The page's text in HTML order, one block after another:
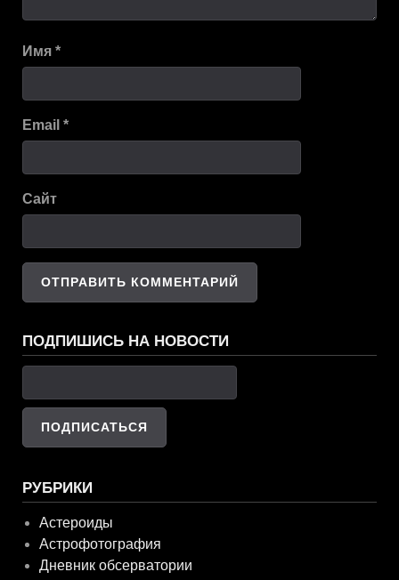
Имя *
Email *
Сайт
ПОДПИШИСЬ НА НОВОСТИ
РУБРИКИ
Астероиды
Астрофотография
Дневник обсерватории